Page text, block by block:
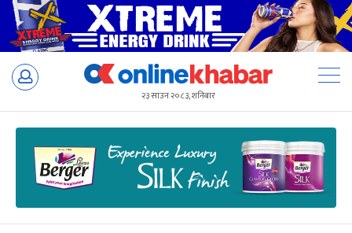
Skip
२३ साउन २०८३, शनिबार